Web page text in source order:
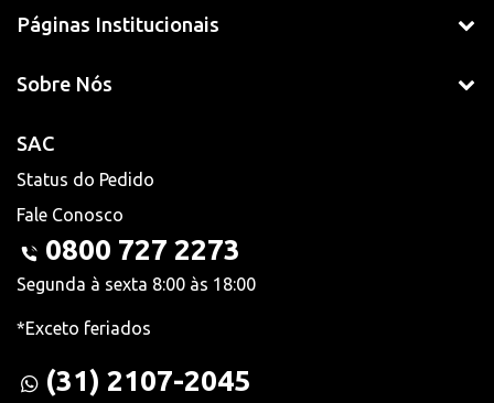
Páginas Institucionais
Sobre Nós
SAC
Status do Pedido
Fale Conosco
0800 727 2273
Segunda à sexta 8:00 às 18:00
*Exceto feriados
(31) 2107-2045